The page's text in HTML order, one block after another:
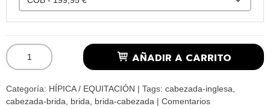
AÑADIR A CARRITO
Categoría: HÍPICA / EQUITACIÓN | Tags: cabezada-inglesa
cabezada-brida brida brida-cabezada | Comentarios